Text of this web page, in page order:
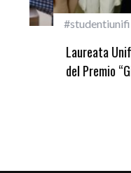
#studentiunifi
Laureata Unifi
del Premio